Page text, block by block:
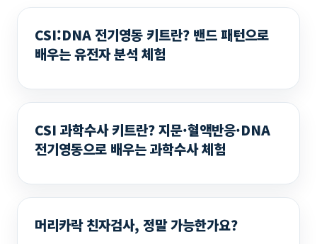
CSI:DNA 전기영동 키트란? 밴드 패턴으로
배우는 유전자 분석 체험
CSI 과학수사 키트란? 지문·혈액반응·DNA
전기영동으로 배우는 과학수사 체험
머리카락 친자검사, 정말 가능한가요?